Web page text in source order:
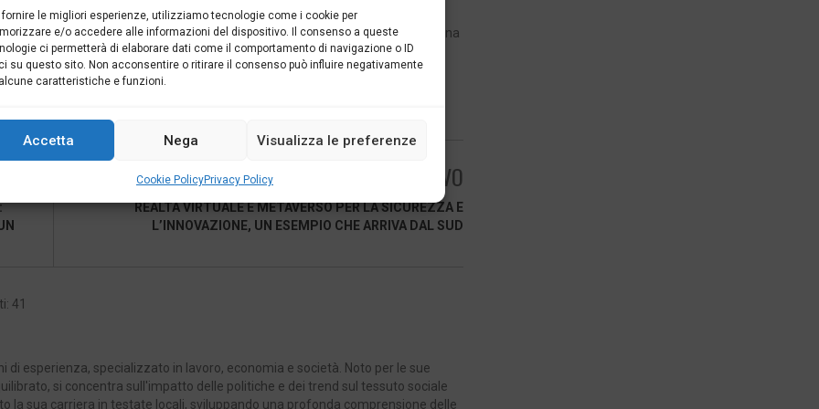
fornire le migliori esperienze, utilizziamo tecnologie come i cookie per
e/o accedere alle informazioni del dispositivo. Il consenso a queste
ci permetterà di elaborare dati come il comportamento di navigazione o ID
su questo sito. Non acconsentire o ritirare il consenso può influire negativamente
caratteristiche e funzioni.
Accetta Nega Visualizza le preferenze
Cookie PolicyPrivacy Policy
saranno dedicate alla definizione dell’organizzazione territoriale e al
un percorso che vuole ricostruire fiducia attraverso una presenza reale e una
SUCCESSIVO
REALTÀ VIRTUALE E METAVERSO PER LA SICUREZZA E
L’INNOVAZIONE, UN ESEMPIO CHE ARRIVA DAL SUD
41
di esperienza, specializzato in lavoro, economia e società. Noto per le sue
si concentra sull'impatto delle politiche e dei trend sul tessuto sociale
la sua carriera in testate locali, sviluppando una profonda comprensione delle